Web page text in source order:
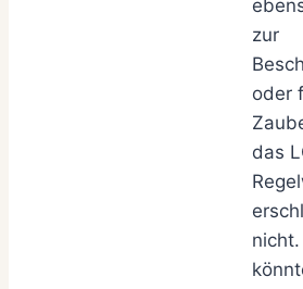
zur
oder
das